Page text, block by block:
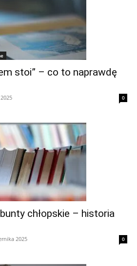
stoi” – co to naprawdę
0
chłopskie – historia
2025 0